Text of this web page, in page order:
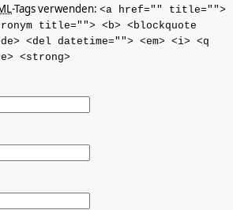
-Tags verwenden: <a href="" title="">
title=""> <b> <blockquote
<del datetime=""> <em> <i> <q
<strong>